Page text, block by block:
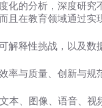
化的分析，深度研究
且在教育领域通过实
解释性挑战，以及数
率与质量、创新与规
本、图像、语音、